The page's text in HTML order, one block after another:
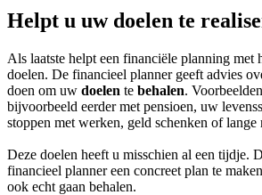
Helpt u uw doelen te
Als laatste helpt een financiële planning met
doelen. De financieel planner geeft advies
doen om uw doelen te behalen.
bijvoorbeeld eerder met pensioen, uw
stoppen met werken, geld schenken of lange
Deze doelen heeft u misschien al een tijdje.
financieel planner een concreet plan te
ook echt gaan behalen.